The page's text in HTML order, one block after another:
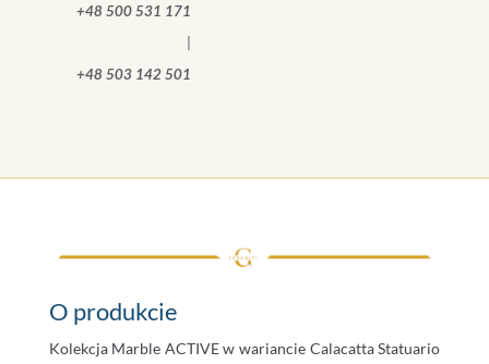
+48 500 531 171
+48 503 142 501
O produkcie
Kolekcja Marble ACTIVE w wariancie Calacatta Statuario